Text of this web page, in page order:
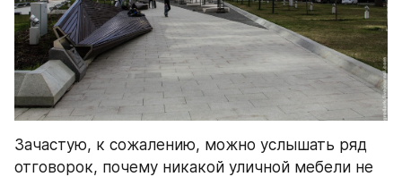
Зачастую, к сожалению, можно услышать ряд
отговорок, почему никакой уличной мебели не